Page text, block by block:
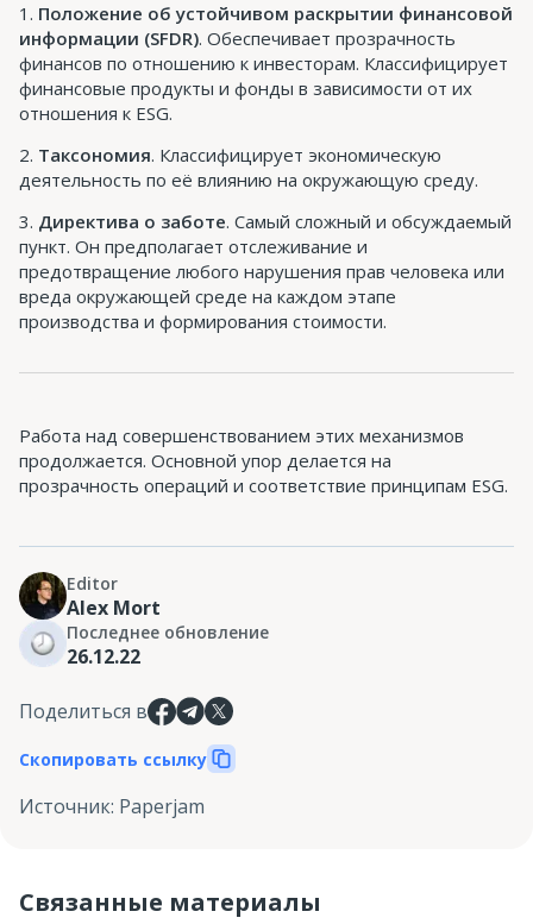
Положение об устойчивом раскрытии финансовой
информации (SFDR). Обеспечивает прозрачность
финансов по отношению к инвесторам. Классифицирует
финансовые продукты и фонды в зависимости от их
отношения к ESG.
Таксономия. Классифицирует экономическую
деятельность по её влиянию на окружающую среду.
Директива о заботе. Самый сложный и обсуждаемый
пункт. Он предполагает отслеживание и
предотвращение любого нарушения прав человека или
вреда окружающей среде на каждом этапе
производства и формирования стоимости.
Работа над совершенствованием этих механизмов
продолжается. Основной упор делается на
прозрачность операций и соответствие принципам ESG.
Editor
Alex Mort
Последнее обновление
26.12.22
Поделиться в
Скопировать ссылку
Источник: Paperjam
Связанные материалы